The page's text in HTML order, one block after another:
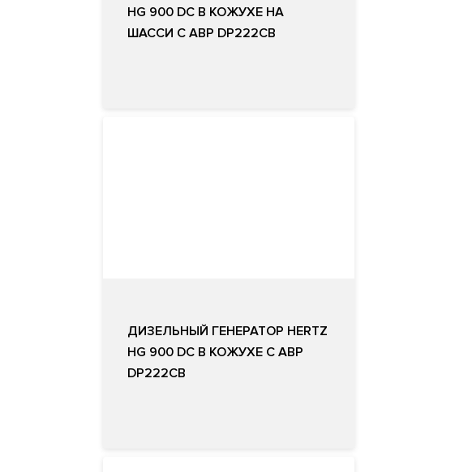
HG 900 DC В КОЖУХЕ НА
ШАССИ С АВР DP222CB
ДИЗЕЛЬНЫЙ ГЕНЕРАТОР HERTZ
HG 900 DC В КОЖУХЕ С АВР
DP222CB